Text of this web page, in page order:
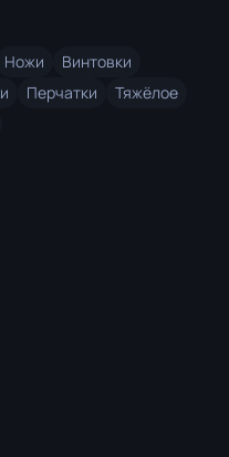
Ножи
Винтовки
Перчатки
Тяжёлое